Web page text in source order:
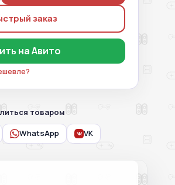
заказ
на Авито
товаром
WhatsApp VK